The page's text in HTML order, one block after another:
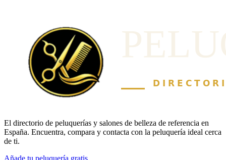
El directorio de peluquerías y salones de belleza de referencia en
España. Encuentra, compara y contacta con la peluquería ideal cerca
de ti.
Añade tu peluquería gratis